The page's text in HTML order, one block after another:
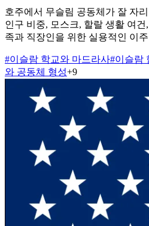
호주에서 무슬림 공동체가 잘 자
인구 비중, 모스크, 할랄 생활 여
족과 직장인을 위한 실용적인 이
#이슬람 학교와 마드라사#이슬람
와 공동체 형성+9